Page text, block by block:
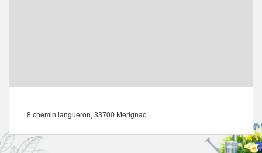
8 chemin langueron, 33700 Merignac